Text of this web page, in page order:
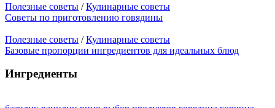
Полезные советы /Кулинарные советы
Советы по приготовлению говядины
Полезные советы /Кулинарные советы
Базовые пропорции ингредиентов для идеальных блюд
Ингредиенты